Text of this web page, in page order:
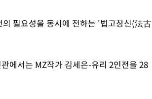
필요성을 동시에 전하는 '법고창신(法古
에서는 MZ작가 김세은-유리 2인전을 28